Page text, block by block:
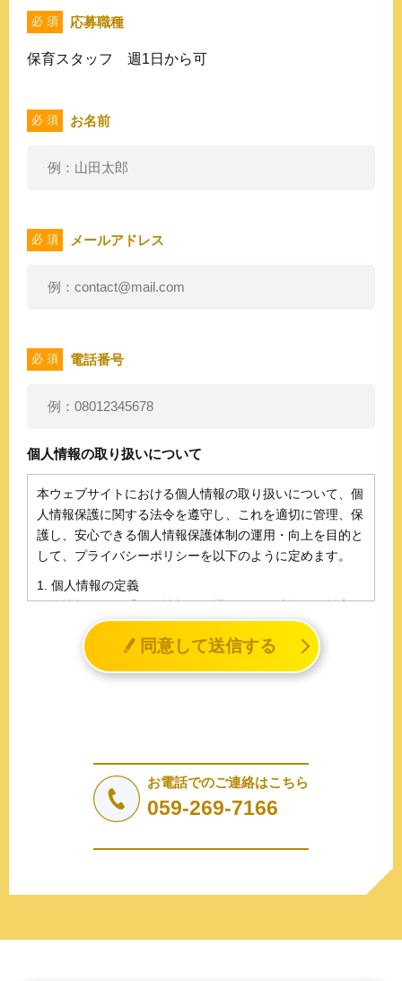
必 須 応募職種
保育スタッフ 週1日から可
必 須 お名前
必 須 メールアドレス
必 須 電話番号
個人情報の取り扱いについて
本ウェブサイトにおける個人情報の取り扱いについて、個
人情報保護に関する法令を遵守し、これを適切に管理、保
護し、安心できる個人情報保護体制の運用・向上を目的と
して、プライバシーポリシーを以下のように定めます。
1. 個人情報の定義
個人情報とは、「個人情報の保護に関する法律」に規定さ
れる生存する個人に関する情報であって、氏名、生年月日
その他の記述等により特定の個人を識別することができる
情報（個人識別情報）を指します。
しません。
a.応募者等からのお問い合わせに対応・管理するため
b.本ウェブサイトにおけるサービスの提供・運用のため
3. プライバシー尊重
同意して送信する
お電話でのご連絡はこちら
059-269-7166